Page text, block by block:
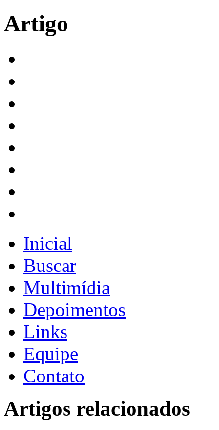
Artigo
Inicial
Buscar
Multimídia
Depoimentos
Links
Equipe
Contato
Artigos relacionados